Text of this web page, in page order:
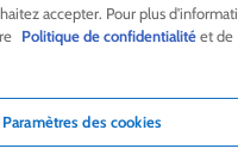
accepter. Pour plus
Politique de confidentialitéet de
Paramètres des cookies